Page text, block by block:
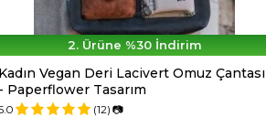
2. Ürüne %30 İndirim
Kadın Vegan Deri Lacivert Omuz Çantası
- Paperflower Tasarım
(12) 📷